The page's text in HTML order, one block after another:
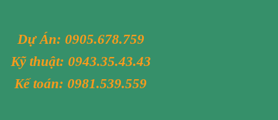
Dự Án: 0905.678.759
Kỹ thuật: 0943.35.43.43
Kế toán:0981.539.559